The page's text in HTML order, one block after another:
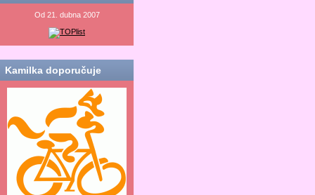
Od 21. dubna 2007
Kamilka doporučuje